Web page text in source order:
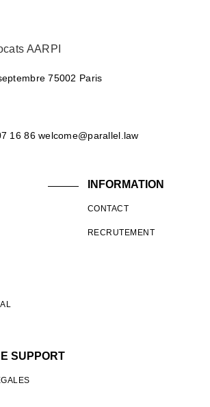
AARPI
75002 Paris
16 86 welcome@parallel.law
INFORMATION
CONTACT
RECRUTEMENT
SUPPORT